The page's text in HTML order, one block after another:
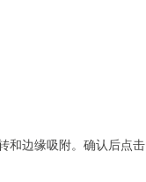
和边缘吸附。确认后点击